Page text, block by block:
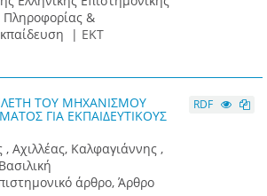
&
| ΕΚΤ
ΤΟΥ ΜΗΧΑΝΙΣΜΟΥ
ΓΙΑ ΕΚΠΑΙΔΕΥΤΙΚΟΥΣ
, Αχιλλέας, Καλφαγιάννης ,
άρθρο, Άρθρο
RDF